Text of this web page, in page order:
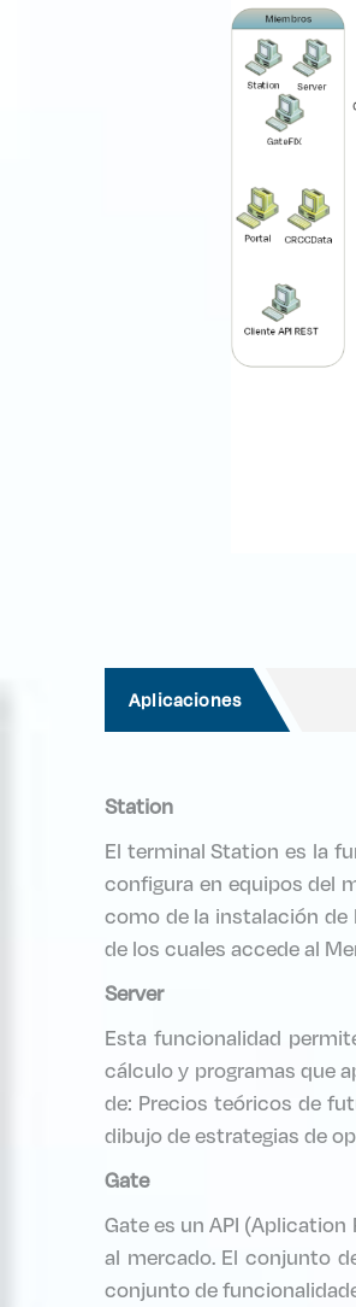
Aplicaciones
Station
El terminal Station es la
configura en equipos del
como de la instalación de
de los cuales accede al
Server
Esta funcionalidad
cálculo y programas que
de: Precios teóricos de
dibujo de estrategias de
Gate
Gate es un API
al mercado. El conjunto
conjunto de